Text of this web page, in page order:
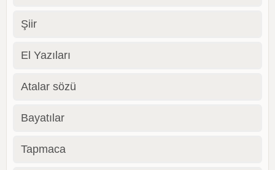
Şiir
El Yazıları
Atalar sözü
Bayatılar
Tapmaca